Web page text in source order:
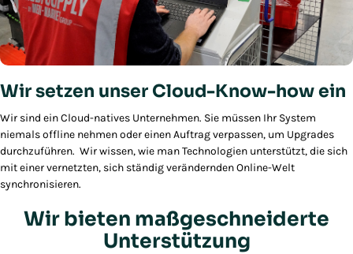
Wir setzen unser Cloud-Know-how ein
Wir sind ein Cloud-natives Unternehmen. Sie müssen Ihr System
niemals offline nehmen oder einen Auftrag verpassen, um Upgrades
durchzuführen. Wir wissen, wie man Technologien unterstützt, die sich
mit einer vernetzten, sich ständig verändernden Online-Welt
synchronisieren.
Wir bieten maßgeschneiderte
Unterstützung